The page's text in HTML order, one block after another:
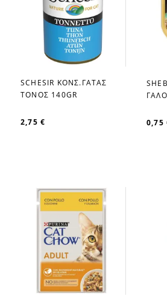
favorite_border
SCHESIR ΚΟΝΣ.ΓΑΤΑΣ
ΤΟΝΟΣ 140GR
2,75 € 0,75